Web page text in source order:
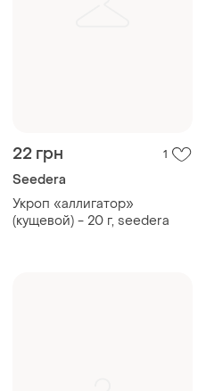
22 грн 1
Seedera
Укроп «аллигатор»
(кущевой) - 20 г, seedera